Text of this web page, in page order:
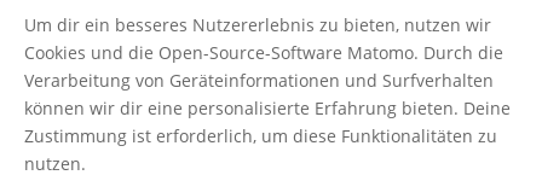
Um dir ein besseres Nutzererlebnis zu bieten, nutzen wir
Cookies und die Open-Source-Software Matomo. Durch die
Verarbeitung von Geräteinformationen und Surfverhalten
können wir dir eine personalisierte Erfahrung bieten. Deine
Zustimmung ist erforderlich, um diese Funktionalitäten zu
nutzen.
Datenschutz
Cookies verwalten
AGB
Impressum